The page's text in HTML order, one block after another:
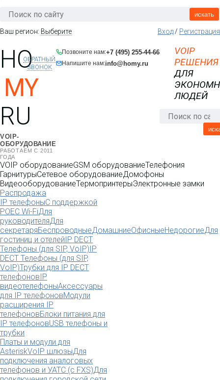
искать
Ваш регион: Выберите Вход/ Регистрация
HO
MY
RU
VOIP-
ОБОРУДОВАНИЕ
РАБОТАЕМ С 2011
ГОДА
Позвоните нам:+7 (495) 255-44-66
Напишите нам:info@homy.ru
ОБРАТНЫЙ
ЗВОНОК
VOIP
РЕШЕНИЯ
ДЛЯ
ЛЮДЕЙ
VOIP оборудованиеGSM оборудованиеТелефония
ГарнитурыСетевое оборудованиеДомофоны
ВидеооборудованиеТермопринтерыЭлектронные замки
Распродажа
IP телефоныС поддержкой
POEC Wi-FiДля
руководителяДля
секретаряБеспроводныеДомашниеОфисныеНедорогиеДля
гостиниц и отелейIP DECT
Телефоны (для SIP, VoIP)IP
DECT Телефоны (для SIP,
VoIP)Трубки для IP DECT
телефоновIP
видеотелефоныАксессуары
для IP телефоновМодули
расширения IP
телефоновБлоки питания для
IP телефоновUSB телефоны и
трубки
Платы и модули для
AsteriskVoIP шлюзыДля
подключения аналоговых
телефонов и УАТС (с FXS)Для